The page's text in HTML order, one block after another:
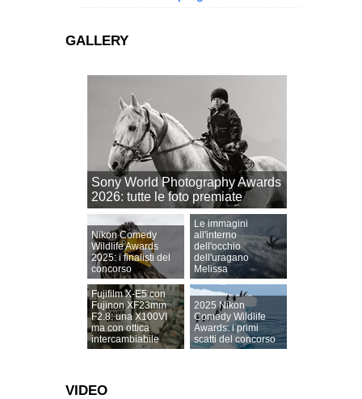
GALLERY
Sony World Photography Awards
2026: tutte le foto premiate
Nikon Comedy
Wildlife Awards
2025: i finalisti del
concorso
Le immagini
all'interno
dell'occhio
dell'uragano
Melissa
Fujifilm X-E5 con
Fujinon XF23mm
F2.8: una X100VI
ma con ottica
intercambiabile
2025 Nikon
Comedy Wildlife
Awards: i primi
scatti del concorso
VIDEO